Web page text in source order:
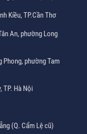
Kiều, TP.Cần Thơ
An, phường Long
Phong, phường Tam
TP. Hà Nội
(Q. Cẩm Lệ cũ)